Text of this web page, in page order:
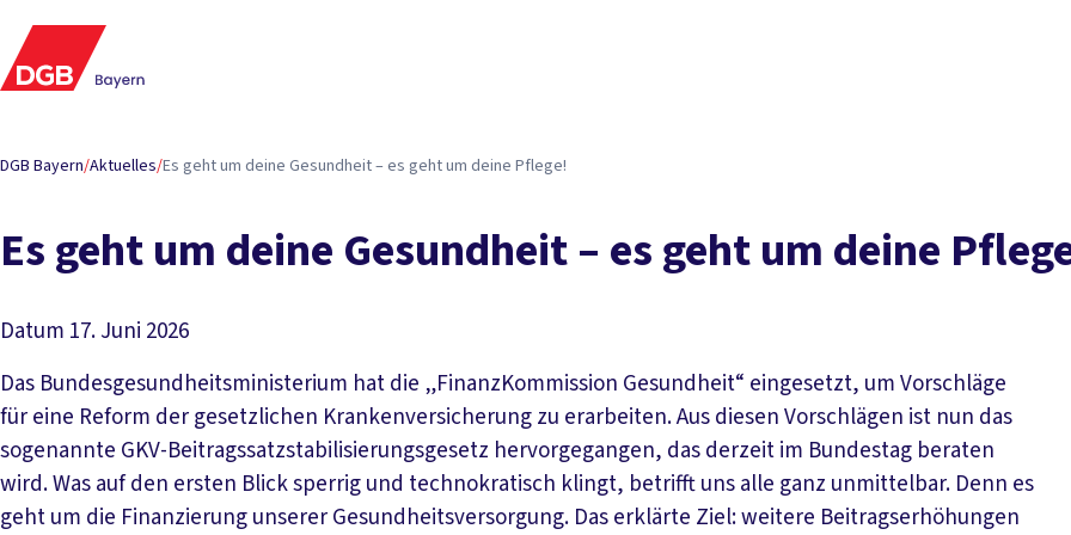
DGB Bayern/Aktuelles/Es geht um deine Gesundheit – es geht um deine Pflege!
Es geht um deine Gesundheit – es geht um deine
Datum 17. Juni 2026
Das Bundesgesundheitsministerium hat die „FinanzKommission Gesundheit“ eingesetzt, um Vorschläge
für eine Reform der gesetzlichen Krankenversicherung zu erarbeiten. Aus diesen Vorschlägen ist nun das
sogenannte GKV-Beitragssatzstabilisierungsgesetz hervorgegangen, das derzeit im Bundestag beraten
wird. Was auf den ersten Blick sperrig und technokratisch klingt, betrifft uns alle ganz unmittelbar. Denn es
geht um die Finanzierung unserer Gesundheitsversorgung. Das erklärte Ziel: weitere Beitragserhöhungen